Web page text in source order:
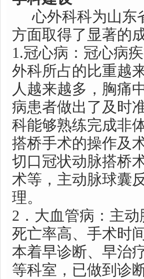
心外科科为山东
方面取得了显著的
1.冠心病：冠心病
外科所占的比重越
人越来越多，胸痛
病患者做出了及时
科能够熟练完成非
搭桥手术的操作及
切口冠状动脉搭桥
术等，主动脉球囊
理。
2．大血管病：主
死亡率高、手术时
本着早诊断、早治
等科室，已做到诊